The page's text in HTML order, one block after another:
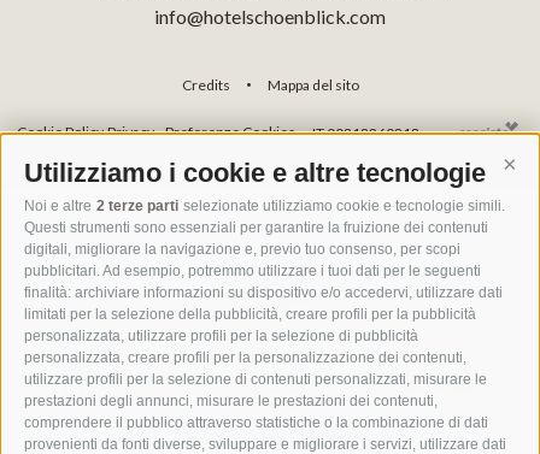
Utilizziamo i cookie e altre tecnologie
Noi e altre 2 terze parti selezionate utilizziamo cookie e tecnologie simili.
Questi strumenti sono essenziali per garantire la fruizione dei contenuti
digitali, migliorare la navigazione e, previo tuo consenso, per scopi
pubblicitari. Ad esempio, potremmo utilizzare i tuoi dati per le seguenti
finalità: archiviare informazioni su dispositivo e/o accedervi, utilizzare dati
limitati per la selezione della pubblicità, creare profili per la pubblicità
personalizzata, utilizzare profili per la selezione di pubblicità
personalizzata, creare profili per la personalizzazione dei contenuti,
utilizzare profili per la selezione di contenuti personalizzati, misurare le
prestazioni degli annunci, misurare le prestazioni dei contenuti,
comprendere il pubblico attraverso statistiche o la combinazione di dati
provenienti da fonti diverse, sviluppare e migliorare i servizi, utilizzare dati
info@hotelschoenblick.com
Credits • Mappa del sito
Cookie Policy Privacy Preferenze Cookies IT 00818260218